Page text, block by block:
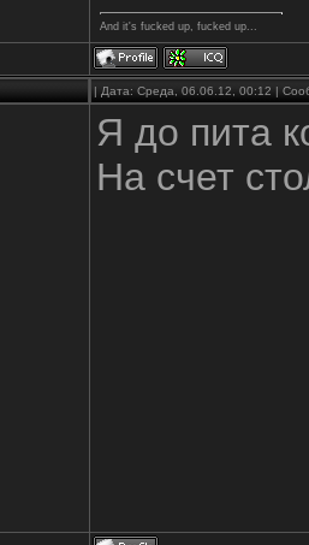
And it's fucked up, fucked up...
| Дата: Среда, 06.06.12, 00:12 |
Я до пита
На счет